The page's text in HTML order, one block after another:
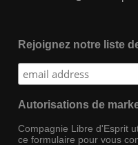
Rejoignez notre liste
Autorisations de
Compagnie Libre d'Esprit
ce formulaire pour vous